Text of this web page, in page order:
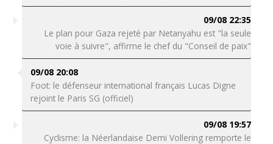
09/08 22:35
Le plan pour Gaza rejeté par Netanyahu est "la seule
voie à suivre", affirme le chef du "Conseil de paix"
09/08 20:08
Foot: le défenseur international français Lucas Digne
rejoint le Paris SG (officiel)
09/08 19:57
Cyclisme: la Néerlandaise Demi Vollering remporte le